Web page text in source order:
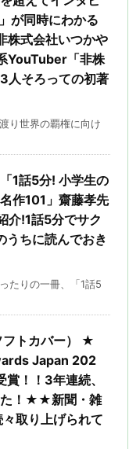
が同時にわかる
株式会社いつかや
YouTuber「非株
人そろっての初著
り世界の覇権に向け
1話5分! 小学生の
作101」齋藤孝先
介!1話5分でサク
うちに読んでおき
たりの一冊、「1話5
フトカバー） ★
Japan 202
！！3年連続、
た！★★新聞・雑
取り上げられて